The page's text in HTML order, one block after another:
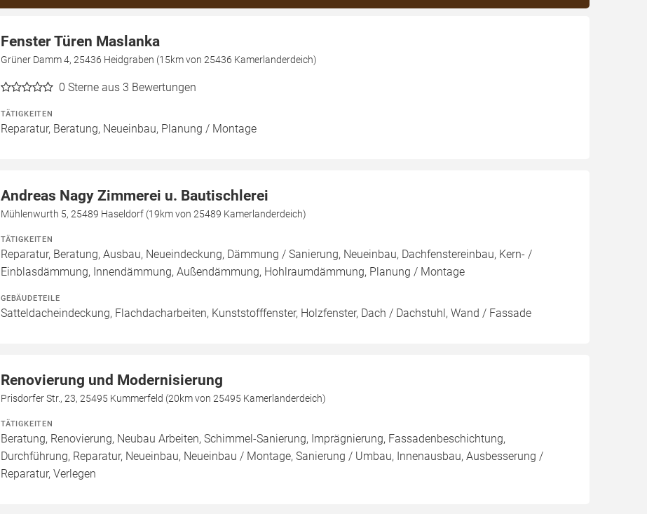
Fenster Türen Maslanka
Grüner Damm 4, 25436 Heidgraben (15km von 25436 Kamerlanderdeich)
0 Sterne aus 3 Bewertungen
TÄTIGKEITEN
Reparatur, Beratung, Neueinbau, Planung / Montage
Andreas Nagy Zimmerei u. Bautischlerei
Mühlenwurth 5, 25489 Haseldorf (19km von 25489 Kamerlanderdeich)
TÄTIGKEITEN
Reparatur, Beratung, Ausbau, Neueindeckung, Dämmung / Sanierung, Neueinbau, Dachfenstereinbau, Kern- /
Einblasdämmung, Innendämmung, Außendämmung, Hohlraumdämmung, Planung / Montage
GEBÄUDETEILE
Satteldacheindeckung, Flachdacharbeiten, Kunststofffenster, Holzfenster, Dach / Dachstuhl, Wand / Fassade
Renovierung und Modernisierung
Prisdorfer Str., 23, 25495 Kummerfeld (20km von 25495 Kamerlanderdeich)
TÄTIGKEITEN
Beratung, Renovierung, Neubau Arbeiten, Schimmel-Sanierung, Imprägnierung, Fassadenbeschichtung,
Durchführung, Reparatur, Neueinbau, Neueinbau / Montage, Sanierung / Umbau, Innenausbau, Ausbesserung /
Reparatur, Verlegen